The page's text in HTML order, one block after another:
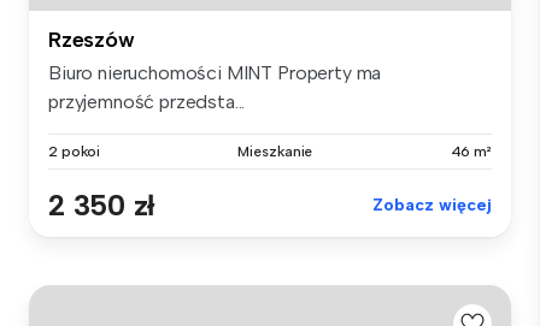
Rzeszów
Biuro nieruchomości MINT Property ma
przyjemność przedsta...
2 pokoi Mieszkanie 46 m²
2 350 zł Zobacz więcej